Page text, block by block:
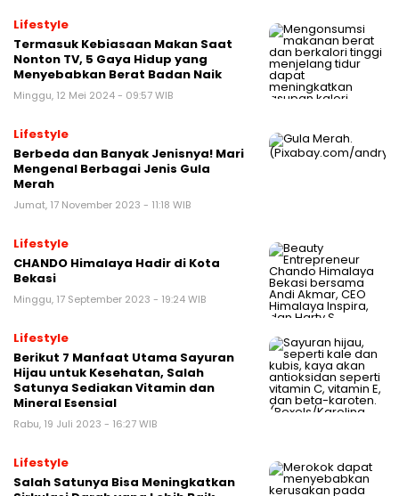
Lifestyle
Termasuk Kebiasaan Makan Saat
Nonton TV, 5 Gaya Hidup yang
Menyebabkan Berat Badan Naik
Minggu, 12 Mei 2024 - 09:57 WIB
Lifestyle
Berbeda dan Banyak Jenisnya! Mari
Mengenal Berbagai Jenis Gula
Merah
Jumat, 17 November 2023 - 11:18 WIB
Lifestyle
CHANDO Himalaya Hadir di Kota
Bekasi
Minggu, 17 September 2023 - 19:24 WIB
Lifestyle
Berikut 7 Manfaat Utama Sayuran
Hijau untuk Kesehatan, Salah
Satunya Sediakan Vitamin dan
Mineral Esensial
Rabu, 19 Juli 2023 - 16:27 WIB
Lifestyle
Salah Satunya Bisa Meningkatkan